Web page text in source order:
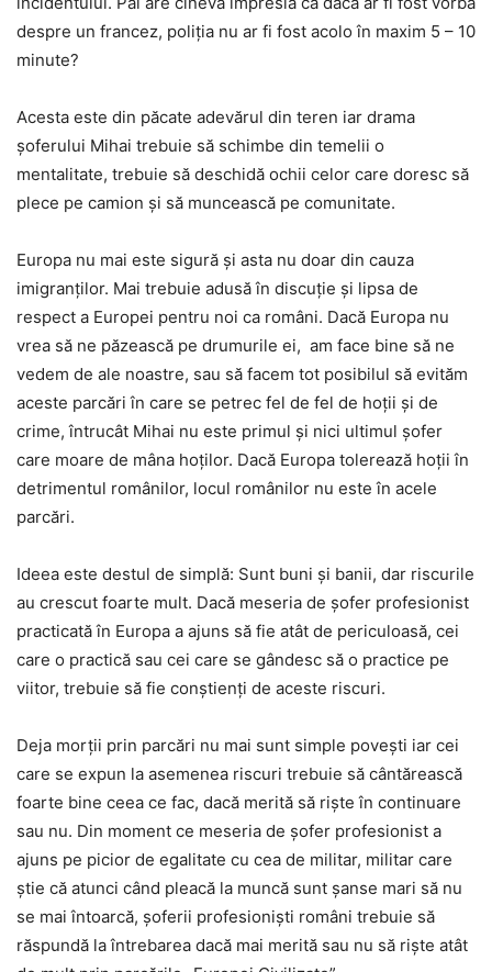
despre un francez, poliția nu ar fi fost acolo în maxim 5 – 10
minute?
Acesta este din păcate adevărul din teren iar drama
șoferului Mihai trebuie să schimbe din temelii o
mentalitate, trebuie să deschidă ochii celor care doresc să
plece pe camion și să muncească pe comunitate.
Europa nu mai este sigură și asta nu doar din cauza
imigranților. Mai trebuie adusă în discuție și lipsa de
respect a Europei pentru noi ca români. Dacă Europa nu
vrea să ne păzească pe drumurile ei, am face bine să ne
vedem de ale noastre, sau să facem tot posibilul să evităm
aceste parcări în care se petrec fel de fel de hoții și de
crime, întrucât Mihai nu este primul și nici ultimul șofer
care moare de mâna hoților. Dacă Europa tolerează hoții în
detrimentul românilor, locul românilor nu este în acele
parcări.
Ideea este destul de simplă: Sunt buni și banii, dar riscurile
au crescut foarte mult. Dacă meseria de șofer profesionist
practicată în Europa a ajuns să fie atât de periculoasă, cei
care o practică sau cei care se gândesc să o practice pe
viitor, trebuie să fie conștienți de aceste riscuri.
Deja morții prin parcări nu mai sunt simple povești iar cei
care se expun la asemenea riscuri trebuie să cântărească
foarte bine ceea ce fac, dacă merită să riște în continuare
sau nu. Din moment ce meseria de șofer profesionist a
ajuns pe picior de egalitate cu cea de militar, militar care
știe că atunci când pleacă la muncă sunt șanse mari să nu
se mai întoarcă, șoferii profesioniști români trebuie să
răspundă la întrebarea dacă mai merită sau nu să riște atât